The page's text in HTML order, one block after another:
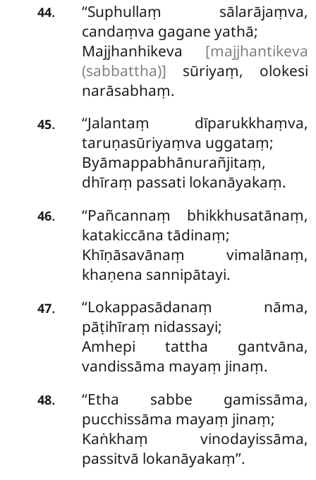
44.
‘‘Suphullaṃ sālarājaṃva,
candaṃva gagane yathā;
Majjhanhikeva [majjhantikeva
(sabbattha)] sūriyaṃ, olokesi
narāsabhaṃ.
45.
‘‘Jalantaṃ dīparukkhaṃva,
taruṇasūriyaṃva uggataṃ;
Byāmappabhānurañjitaṃ,
dhīraṃ passati lokanāyakaṃ.
46.
‘‘Pañcannaṃ bhikkhusatānaṃ,
katakiccāna tādinaṃ;
Khīṇāsavānaṃ vimalānaṃ,
khaṇena sannipātayi.
47. ‘‘Lokappasādanaṃ nāma,
pāṭihīraṃ nidassayi;
Amhepi tattha gantvāna,
vandissāma mayaṃ jinaṃ.
48.
‘‘Etha sabbe gamissāma,
pucchissāma mayaṃ jinaṃ;
Kaṅkhaṃ vinodayissāma,
passitvā lokanāyakaṃ’’.